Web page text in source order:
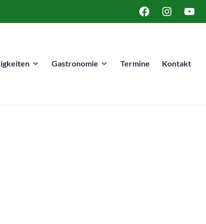
FACEBOOK
Gastronomie Termine Kontakt